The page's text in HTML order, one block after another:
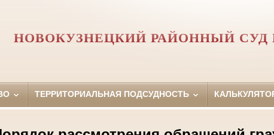
НОВОКУЗНЕЦКИЙ РАЙОННЫЙ СУД
ТЕРРИТОРИАЛЬНАЯ ПОДСУДНОСТЬ